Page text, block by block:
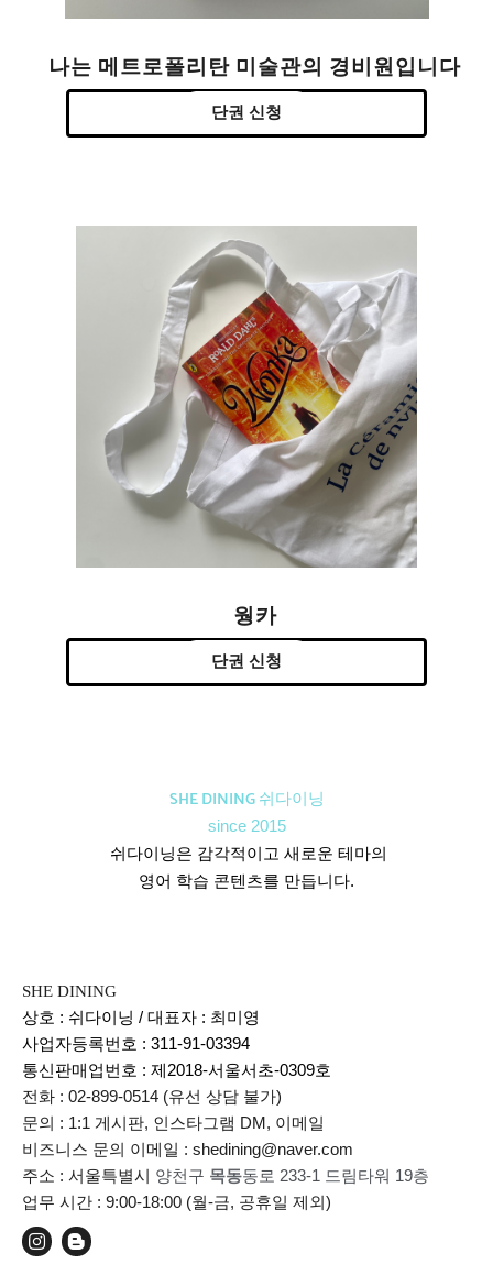
나는 메트로폴리탄 미술관의 경비원입니다
단권 신청
웡카
단권 신청
SHE DINING 쉬다이닝
since 2015
쉬다이닝은 감각적이고 새로운 테마의
영어 학습 콘텐츠를 만듭니다.
SHE DINING
상호 : 쉬다이닝 / 대표자 : 최미영
사업자등록번호 : 311-91-03394
통신판매업번호 : 제2018-서울서초-0309호
전화 : 02-899-0514 (유선 상담 불가)
문의 : 1:1 게시판, 인스타그램 DM, 이메일
비즈니스 문의 이메일 : shedining@naver.com
주소 : 서울특별시 양천구 목동동로 233-1 드림타워 19층
업무 시간 : 9:00-18:00 (월-금, 공휴일 제외)